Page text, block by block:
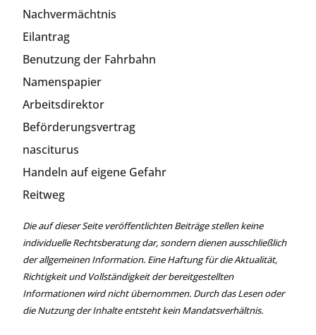
Nachvermächtnis
Eilantrag
Benutzung der Fahrbahn
Namenspapier
Arbeitsdirektor
Beförderungsvertrag
nasciturus
Handeln auf eigene Gefahr
Reitweg
Die auf dieser Seite veröffentlichten Beiträge stellen keine
individuelle Rechtsberatung dar, sondern dienen ausschließlich
der allgemeinen Information. Eine Haftung für die Aktualität,
Richtigkeit und Vollständigkeit der bereitgestellten
Informationen wird nicht übernommen. Durch das Lesen oder
die Nutzung der Inhalte entsteht kein Mandatsverhältnis.